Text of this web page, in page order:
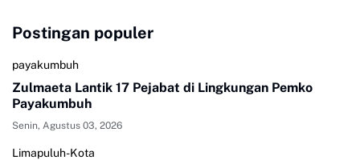
Postingan populer
payakumbuh
Zulmaeta Lantik 17 Pejabat di Lingkungan Pemko
Payakumbuh
Senin, Agustus 03, 2026
Limapuluh-Kota